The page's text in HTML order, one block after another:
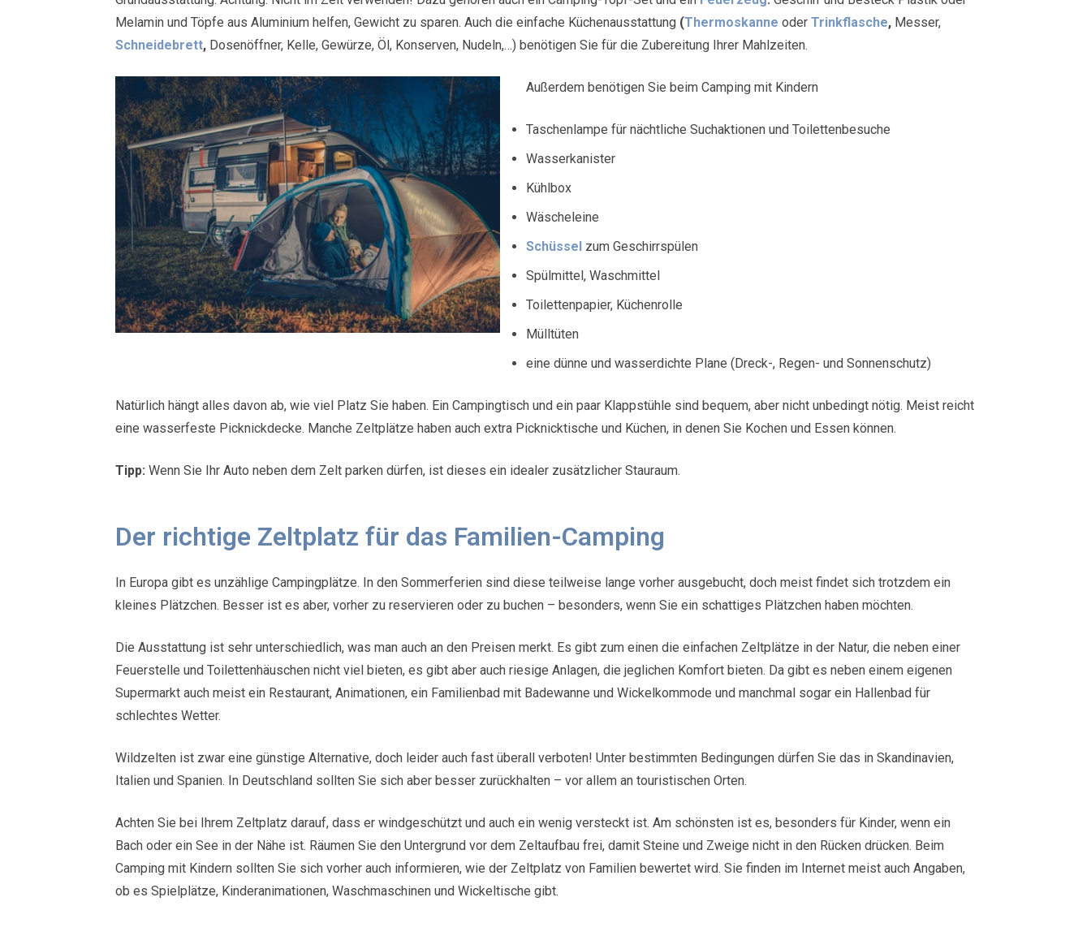
Melamin und Töpfe aus Aluminium helfen, Gewicht zu sparen. Auch die einfache Küchenausstattung (Thermoskanne oder Trinkflasche, Messer,
Schneidebrett, Dosenöffner, Kelle, Gewürze, Öl, Konserven, Nudeln,…) benötigen Sie für die Zubereitung Ihrer Mahlzeiten.
Außerdem benötigen Sie beim Camping mit Kindern
Taschenlampe für nächtliche Suchaktionen und Toilettenbesuche
Wasserkanister
Kühlbox
Wäscheleine
Schüssel zum Geschirrspülen
Spülmittel, Waschmittel
Toilettenpapier, Küchenrolle
Mülltüten
eine dünne und wasserdichte Plane (Dreck-, Regen- und Sonnenschutz)
Natürlich hängt alles davon ab, wie viel Platz Sie haben. Ein Campingtisch und ein paar Klappstühle sind bequem, aber nicht unbedingt nötig. Meist reicht
eine wasserfeste Picknickdecke. Manche Zeltplätze haben auch extra Picknicktische und Küchen, in denen Sie Kochen und Essen können.
Tipp: Wenn Sie Ihr Auto neben dem Zelt parken dürfen, ist dieses ein idealer zusätzlicher Stauraum.
Der richtige Zeltplatz für das Familien-Camping
In Europa gibt es unzählige Campingplätze. In den Sommerferien sind diese teilweise lange vorher ausgebucht, doch meist findet sich trotzdem ein
kleines Plätzchen. Besser ist es aber, vorher zu reservieren oder zu buchen – besonders, wenn Sie ein schattiges Plätzchen haben möchten.
Die Ausstattung ist sehr unterschiedlich, was man auch an den Preisen merkt. Es gibt zum einen die einfachen Zeltplätze in der Natur, die neben einer
Feuerstelle und Toilettenhäuschen nicht viel bieten, es gibt aber auch riesige Anlagen, die jeglichen Komfort bieten. Da gibt es neben einem eigenen
Supermarkt auch meist ein Restaurant, Animationen, ein Familienbad mit Badewanne und Wickelkommode und manchmal sogar ein Hallenbad für
schlechtes Wetter.
Wildzelten ist zwar eine günstige Alternative, doch leider auch fast überall verboten! Unter bestimmten Bedingungen dürfen Sie das in Skandinavien,
Italien und Spanien. In Deutschland sollten Sie sich aber besser zurückhalten – vor allem an touristischen Orten.
Achten Sie bei Ihrem Zeltplatz darauf, dass er windgeschützt und auch ein wenig versteckt ist. Am schönsten ist es, besonders für Kinder, wenn ein
Bach oder ein See in der Nähe ist. Räumen Sie den Untergrund vor dem Zeltaufbau frei, damit Steine und Zweige nicht in den Rücken drücken. Beim
Camping mit Kindern sollten Sie sich vorher auch informieren, wie der Zeltplatz von Familien bewertet wird. Sie finden im Internet meist auch Angaben,
ob es Spielplätze, Kinderanimationen, Waschmaschinen und Wickeltische gibt.